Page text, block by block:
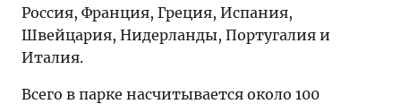
Россия, Франция, Греция, Испания,
Швейцария, Нидерланды, Португалия и
Италия.
Всего в парке насчитывается около 100